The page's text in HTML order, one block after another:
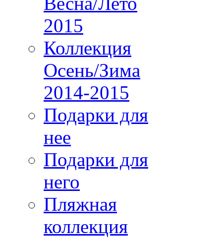
2015
Коллекция
Осень/Зима
2014-2015
Подарки для
нее
Подарки для
него
Пляжная
коллекция